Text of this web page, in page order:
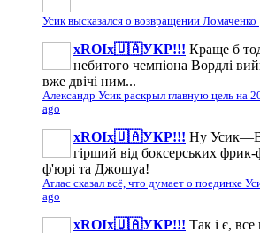
Усик высказался о возвращении Ломаченко
xROIx🇺🇦УКР!!! Краще б
небитого чемпіона Вордлі
вже двічі ним...
Александр Усик раскрыл главную цель на
ago
xROIx🇺🇦УКР!!! Ну
гірший від боксерських фрик-
ф'юрі та Джошуа!
Атлас сказал всё, что думает о поединке
ago
xROIx🇺🇦УКР!!! Так і є,